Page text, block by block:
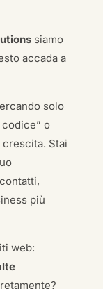
siamo
accada a
solo
o
Stai
più
web: